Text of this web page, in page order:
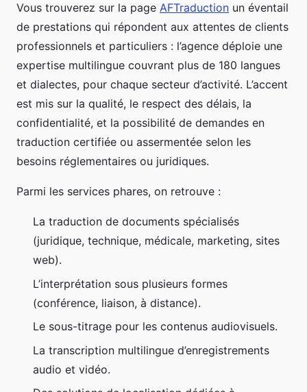
Vous trouverez sur la page AFTraduction un éventail
de prestations qui répondent aux attentes de clients
professionnels et particuliers : l’agence déploie une
expertise multilingue couvrant plus de 180 langues
et dialectes, pour chaque secteur d’activité. L’accent
est mis sur la qualité, le respect des délais, la
confidentialité, et la possibilité de demandes en
traduction certifiée ou assermentée selon les
besoins réglementaires ou juridiques.
Parmi les services phares, on retrouve :
La traduction de documents spécialisés
(juridique, technique, médicale, marketing, sites
web).
L’interprétation sous plusieurs formes
(conférence, liaison, à distance).
Le sous-titrage pour les contenus audiovisuels.
La transcription multilingue d’enregistrements
audio et vidéo.